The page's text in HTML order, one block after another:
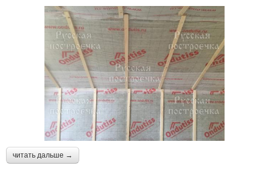
читать дальше →